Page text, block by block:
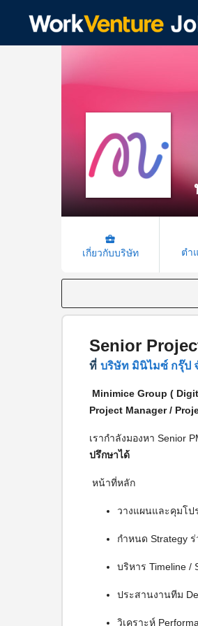
business_center
เกี่ยวกับบริษัท
ตำ
Senior
ที่ บริษัท มินิไมซ์ กรุ๊ป
Minimice Group (
Project Manager /
เรากำลังมองหา Senior
ปรึกษาได้
หน้าที่หลัก
วางแผนและคุมโป
กำหนด Strategy
บริหาร Timeline /
ประสานงานทีม
วิเคราะห์